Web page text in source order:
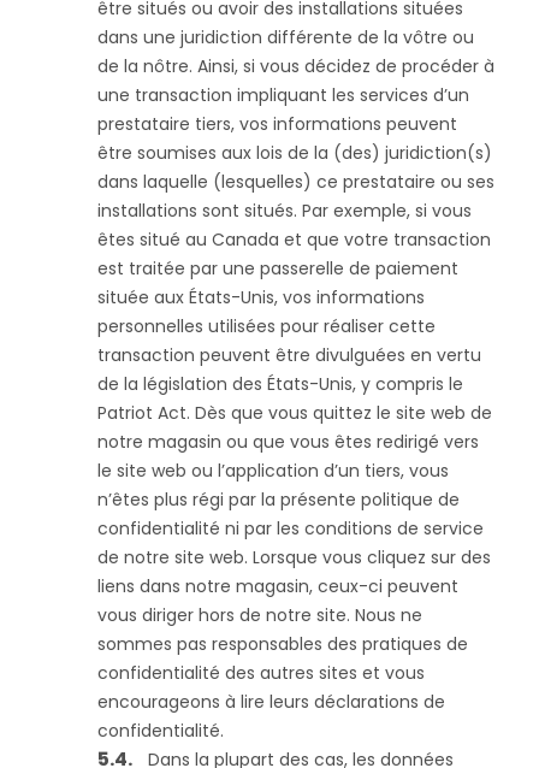
être situés ou avoir des installations situées
dans une juridiction différente de la vôtre ou
de la nôtre. Ainsi, si vous décidez de procéder à
une transaction impliquant les services d’un
prestataire tiers, vos informations peuvent
être soumises aux lois de la (des) juridiction(s)
dans laquelle (lesquelles) ce prestataire ou ses
installations sont situés. Par exemple, si vous
êtes situé au Canada et que votre transaction
est traitée par une passerelle de paiement
située aux États-Unis, vos informations
personnelles utilisées pour réaliser cette
transaction peuvent être divulguées en vertu
de la législation des États-Unis, y compris le
Patriot Act. Dès que vous quittez le site web de
notre magasin ou que vous êtes redirigé vers
le site web ou l’application d’un tiers, vous
n’êtes plus régi par la présente politique de
confidentialité ni par les conditions de service
de notre site web. Lorsque vous cliquez sur des
liens dans notre magasin, ceux-ci peuvent
vous diriger hors de notre site. Nous ne
sommes pas responsables des pratiques de
confidentialité des autres sites et vous
encourageons à lire leurs déclarations de
confidentialité.
Dans la plupart des cas, les données